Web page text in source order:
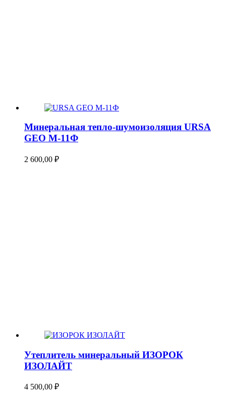
Минеральная тепло-шумоизоляция URSA
GEO М-11Ф
2 600,00 ₽
Утеплитель минеральный ИЗОРОК
ИЗОЛАЙТ
4 500,00 ₽